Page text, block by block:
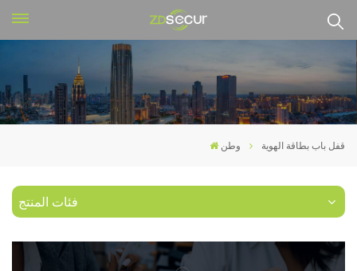
وطن قفل باب بطاقة الهوية
فئات المنتج